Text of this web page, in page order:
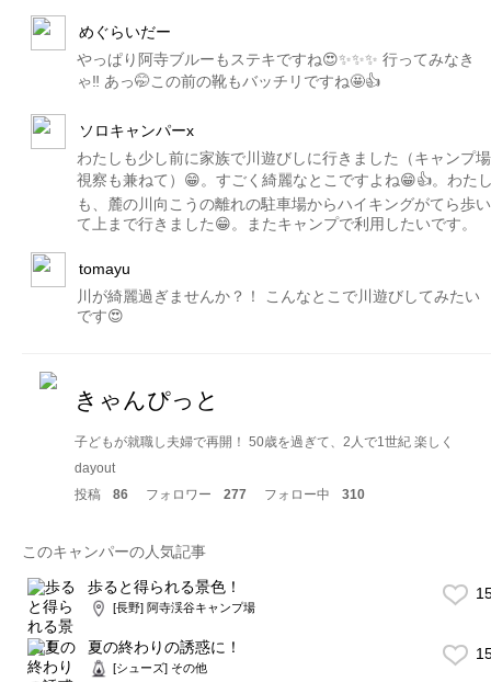
めぐらいだー
やっぱり阿寺ブルーもステキですね😍✨✨✨ 行ってみなき
ゃ‼️ あっ🤭この前の靴もバッチリですね🤩👍
ソロキャンパーx
わたしも少し前に家族で川遊びしに行きました（キャンプ場
視察も兼ねて）😁。すごく綺麗なとこですよね😁👍。わた
も、麓の川向こうの離れの駐車場からハイキングがてら歩い
て上まで行きました😁。またキャンプで利用したいです。
tomayu
川が綺麗過ぎませんか？！ こんなとこで川遊びしてみたい
です😍
きゃんぴっと
子どもが就職し夫婦で再開！ 50歳を過ぎて、2人で1世紀 楽しく
dayout
投稿
86 フォロワー 277 フォロー中 310
このキャンパーの人気記事
歩ると得られる景色！
[長野] 阿寺渓谷キャンプ場
夏の終わりの誘惑に！
[シューズ] その他